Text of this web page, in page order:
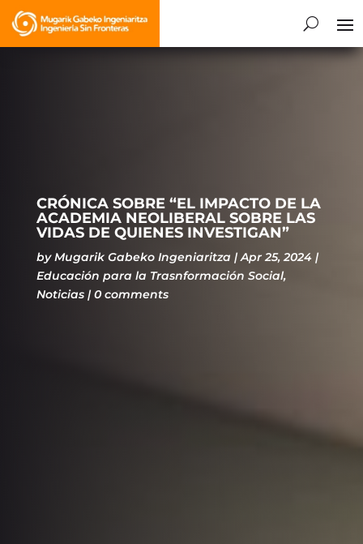
CRÓNICA SOBRE “EL IMPACTO DE LA
ACADEMIA NEOLIBERAL SOBRE LAS
VIDAS DE QUIENES INVESTIGAN”
byMugarik Gabeko Ingeniaritza
Apr 25, 2024
Educación para la Trasnformación Social,
Noticias
0 comments